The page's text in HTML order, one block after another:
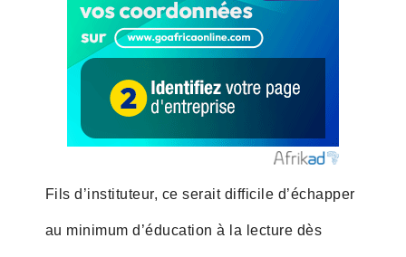
Fils d’instituteur, ce serait difficile d’échapper
au minimum d’éducation à la lecture dès